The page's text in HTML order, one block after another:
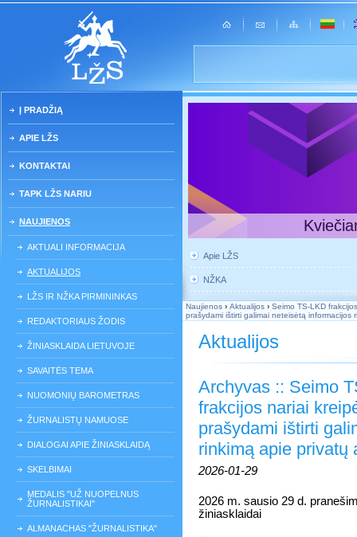
Į PRADŽIĄ
APIE LŽS
KONTAKTAI
TAPK LŽS NARIU
NAUJIENOS
AKTUALI INFORMACIJA
AKTUALIJOS
LŽS IR NŽKA PIRMININKAS
REDAKTORIAUS ŽODIS
ŽINIASKLAIDA LIETUVOJE
SAVAITĖS TEMA
NUOMONIŲ BAROMETRAS
ŽURNALISTŲ NAMUOSE
DIALOGAI APIE ŽINIASKLAIDĄ
SKELBIMAI
MEDALIS "UŽ NUOPELNUS
ŽURNALISTIKAI"
ALMANACHAS "ŽURNALISTIKA"
Apie LŽS
NŽKA
Naujienos › Aktualijos › Seimo TS-LKD
prašydami ištirti galimai neteisėtą informacijos
Aktualijos
Archyvas :: Seimo
frakcijos nariai
prašydami ištirti
rinkimą apie privatų
2026-01-29
2026 m. sausio 29 d.
žiniasklaidai